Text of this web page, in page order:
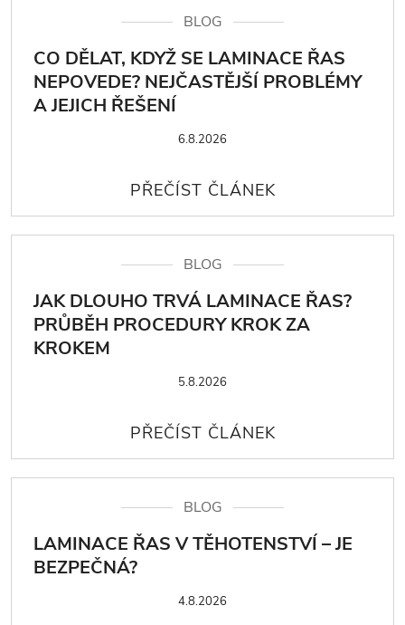
BLOG
CO DĚLAT, KDYŽ SE LAMINACE ŘAS
NEPOVEDE? NEJČASTĚJŠÍ PROBLÉMY
A JEJICH ŘEŠENÍ
6.8.2026
BLOG
JAK DLOUHO TRVÁ LAMINACE ŘAS?
PRŮBĚH PROCEDURY KROK ZA
KROKEM
5.8.2026
BLOG
LAMINACE ŘAS V TĚHOTENSTVÍ – JE
BEZPEČNÁ?
4.8.2026